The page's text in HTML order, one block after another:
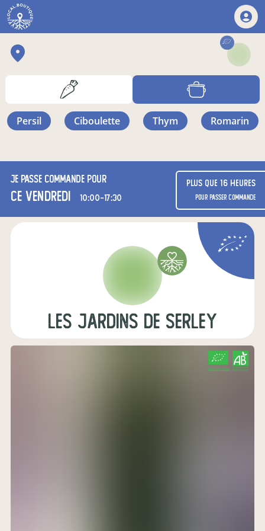
persil ciboulette thym romarin
Je passe commande pour
ce vendredi 10:00-17:30
Plus que 16 heures
pour passer commande
Les Jardins de Serley
CERTIFIÉ PAR FR-BIO-01
AGRICULTURE FRANCE